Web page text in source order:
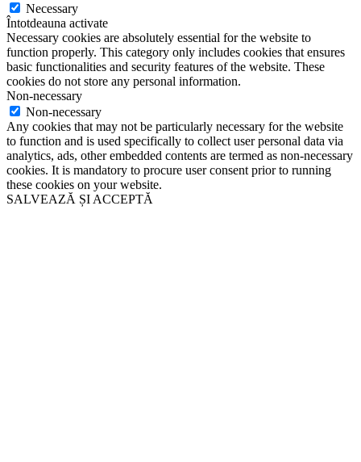
Necessary
Întotdeauna activate
Necessary cookies are absolutely essential for the website to
function properly. This category only includes cookies that ensures
basic functionalities and security features of the website. These
cookies do not store any personal information.
Non-necessary
Non-necessary
Any cookies that may not be particularly necessary for the website
to function and is used specifically to collect user personal data via
analytics, ads, other embedded contents are termed as non-necessary
cookies. It is mandatory to procure user consent prior to running
these cookies on your website.
SALVEAZĂ ȘI ACCEPTĂ